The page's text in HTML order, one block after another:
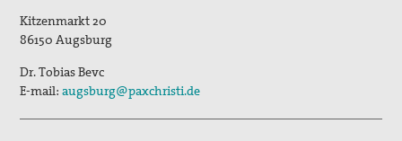
Texte und Gebete
Presse
Presseberichte
Kitzenmarkt 20
86150 Augsburg
Dr. Tobias Bevc
E-mail:augsburg@paxchristi.de